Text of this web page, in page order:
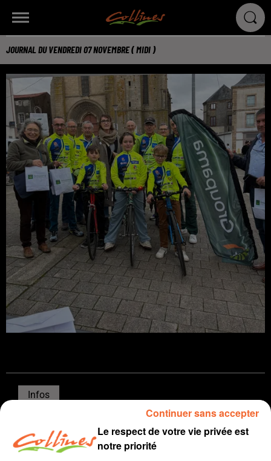
JOURNAL DU VENDREDI 07 NOVEMBRE ( MIDI )
Infos
JOURNAL DU VENDREDI 07 NOVEMBRE ( MIDI )
Le respect de votre vie privée est
notre priorité
Continuer sans accepter